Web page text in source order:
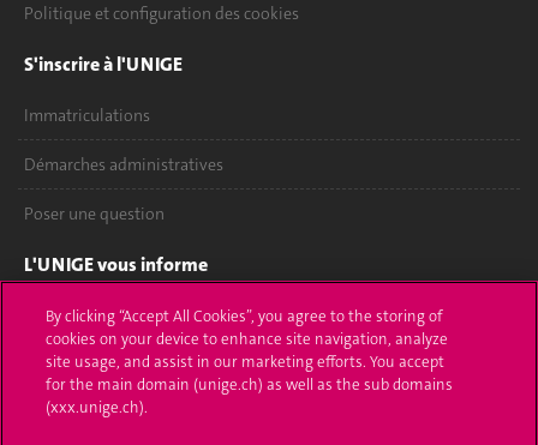
Politique et configuration des cookies
S'inscrire à l'UNIGE
Immatriculations
Démarches administratives
Poser une question
L'UNIGE vous informe
UNIGE Mobile
Médias
Offres d'emploi
By clicking “Accept All Cookies”, you agree to the storing of
cookies on your device to enhance site navigation, analyze
site usage, and assist in our marketing efforts. You accept
for the main domain (unige.ch) as well as the sub domains
(xxx.unige.ch).